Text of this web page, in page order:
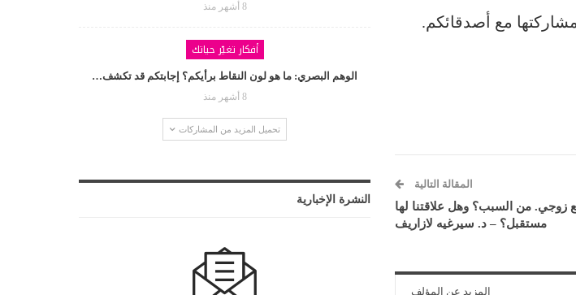
مشاركتها مع أصدقائكم.
المقالة التالية
زوجي. من السبب؟ وهل علاقتنا لها
مستقبل؟ – د. سيرغيه لازاريف
المزيد عن المؤلف
8 أشهر منذ
أفكار تغيّر حياتك
الوهم البصري: ما هو لون النقاط برأيكم؟ إجابتكم قد تكشف…
8 أشهر منذ
تحميل المزيد من المشاركات
النشرة الإخبارية